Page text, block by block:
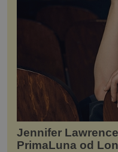
Jennifer
PrimaLuna od